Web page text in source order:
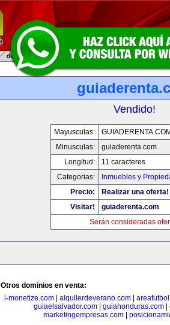
Vendido!
Mayusculas:
Minusculas:
guiaderenta.com
Longitud:
11 caracteres
Categorias:
Inmuebles y
Precio:
Realizar una oferta!
Visitar!
guiaderenta.com
Serán consideradas
Otros dominios en venta:
i-monetize.com
alquilerdeverano.com
guiaelsalvador.com| guiahonduras.com|
marketingempresas.com